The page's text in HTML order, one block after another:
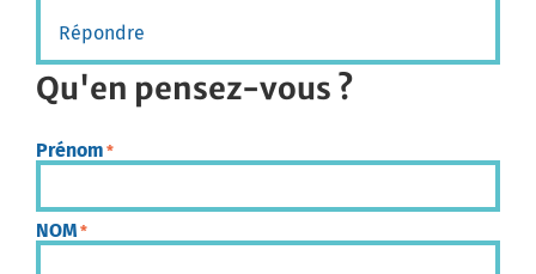
Répondre
Qu'en pensez-vous ?
Prénom *
NOM *